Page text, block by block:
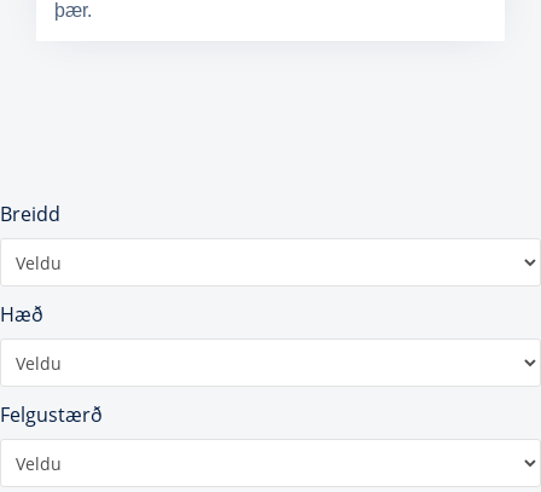
þær.
Breidd
Hæð
Felgustærð